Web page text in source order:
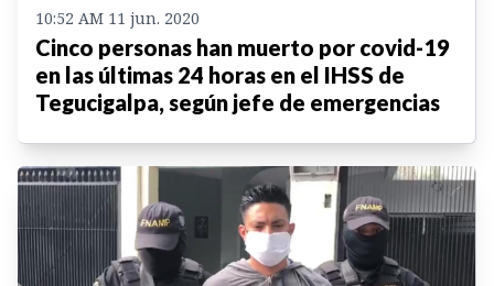
10:52 AM 11 jun. 2020
Cinco personas han muerto por covid-19
en las últimas 24 horas en el IHSS de
Tegucigalpa, según jefe de emergencias